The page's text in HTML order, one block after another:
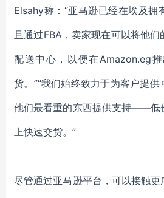
Elsahy称：“亚马逊已经在埃及拥
且通过FBA，卖家现在可以将他
配送中心，以便在Amazon.eg
货。”“我们始终致力于为客户提
他们最看重的东西提供支持——低
上快速交货。”
尽管通过亚马逊平台，可以接触